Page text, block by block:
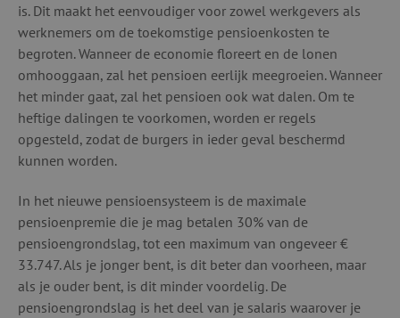
is. Dit maakt het eenvoudiger voor zowel werkgevers als
werknemers om de toekomstige pensioenkosten te
begroten. Wanneer de economie floreert en de lonen
omhooggaan, zal het pensioen eerlijk meegroeien. Wanneer
het minder gaat, zal het pensioen ook wat dalen. Om te
heftige dalingen te voorkomen, worden er regels
opgesteld, zodat de burgers in ieder geval beschermd
kunnen worden.
In het nieuwe pensioensysteem is de maximale
pensioenpremie die je mag betalen 30% van de
pensioengrondslag, tot een maximum van ongeveer €
33.747. Als je jonger bent, is dit beter dan voorheen, maar
als je ouder bent, is dit minder voordelig. De
pensioengrondslag is het deel van je salaris waarover je